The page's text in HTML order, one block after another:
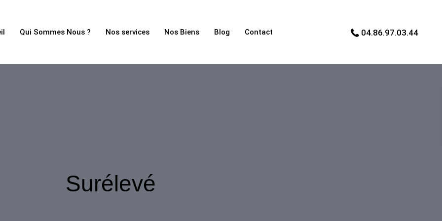
Qui Sommes Nous ? Nos services Nos Biens Blog Contact 04.86.97.03.44
Surélevé